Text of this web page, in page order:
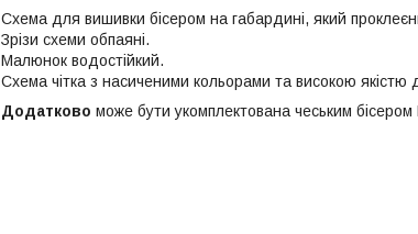
Схема для вишивки бісером на габардині, який
Зрізи схеми обпаяні.
Малюнок водостійкий.
Схема чітка з насиченими кольорами та високою якістю
Додатково може бути укомплектована чеським